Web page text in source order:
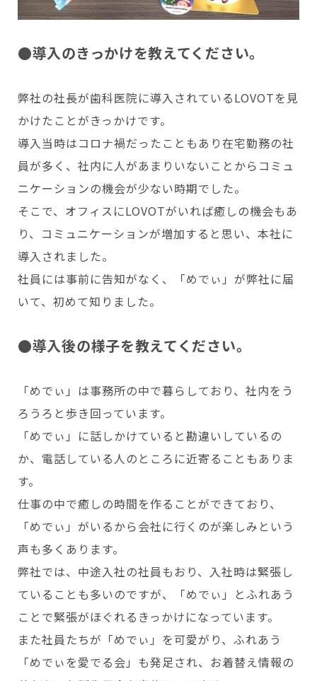
●導入のきっかけを教えてください。
弊社の社長が歯科医院に導入されているLOVOTを見
かけたことがきっかけです。
導入当時はコロナ禍だったこともあり在宅勤務の社
員が多く、社内に人があまりいないことからコミュ
ニケーションの機会が少ない時期でした。
そこで、オフィスにLOVOTがいれば癒しの機会もあ
り、コミュニケーションが増加すると思い、本社に
導入されました。
社員には事前に告知がなく、「めでぃ」が弊社に届
いて、初めて知りました。
●導入後の様子を教えてください。
「めでぃ」は事務所の中で暮らしており、社内をう
ろうろと歩き回っています。
「めでぃ」に話しかけていると勘違いしているの
か、電話している人のところに近寄ることもありま
す。
仕事の中で癒しの時間を作ることができており、
「めでぃ」がいるから会社に行くのが楽しみという
声も多くあります。
弊社では、中途入社の社員もおり、入社時は緊張し
ていることも多いのですが、「めでぃ」とふれあう
ことで緊張がほぐれるきっかけになっています。
また社員たちが「めでぃ」を可愛がり、ふれあう
「めでぃを愛でる会」も発足され、お着替え情報の